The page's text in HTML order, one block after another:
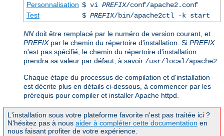
Personnalisation $ vi PREFIX/conf/apache2.conf
Test
$ PREFIX/bin/apache2ctl -k start
NN doit être remplacé par le numéro de version courant, et
PREFIXpar le chemin du répertoire d'installation. Si PREFIX
n'est pas spécifié, le chemin du répertoire d'installation
prendra sa valeur par défaut, à savoir /usr/local/apache2
Chaque étape du processus de compilation et d'installation
est décrite plus en détails ci-dessous, à commencer par les
prérequis pour compiler et installer Apache httpd.
L'installation sous votre plateforme favorite n'est pas traitée ici ?
N'hésitez pas à nous aider à compléter cette documentation en
nous faisant profiter de votre expérience.